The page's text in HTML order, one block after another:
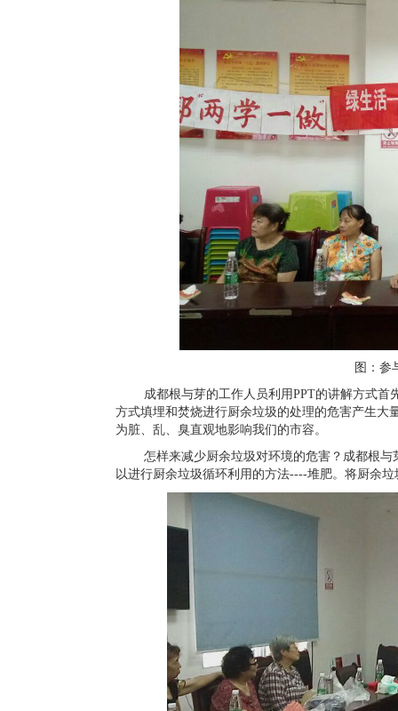
图：参
成都根与芽的工作人员利用PPT的讲解方式首
方式填埋和焚烧进行厨余垃圾的处理的危害产生大
为脏、乱、臭直观地影响我们的市容。
怎样来减少厨余垃圾对环境的危害？成都根
以进行厨余垃圾循环利用的方法----堆肥。将厨余